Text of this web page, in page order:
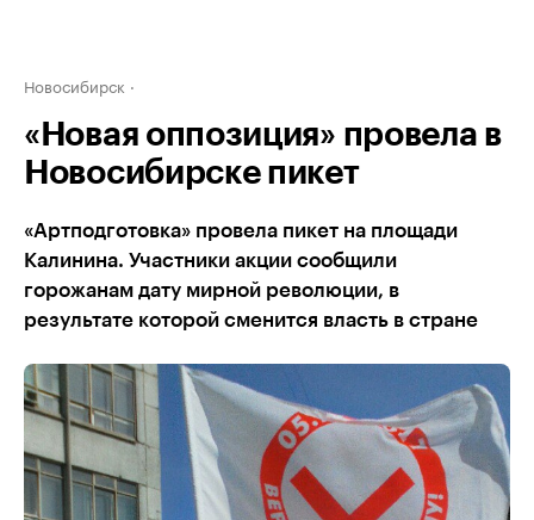
Новосибирск
«Новая оппозиция» провела в
Новосибирске пикет
«Артподготовка» провела пикет на площади
Калинина. Участники акции сообщили
горожанам дату мирной революции, в
результате которой сменится власть в стране